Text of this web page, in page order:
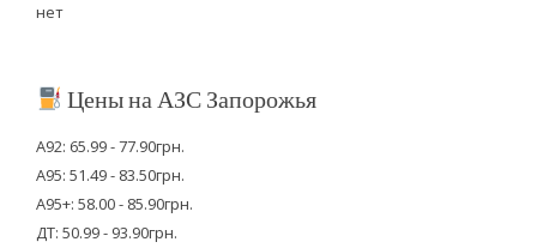
нет
Цены на АЗС Запорожья
А92: 65.99 - 77.90грн.
А95: 51.49 - 83.50грн.
А95+: 58.00 - 85.90грн.
ДТ: 50.99 - 93.90грн.